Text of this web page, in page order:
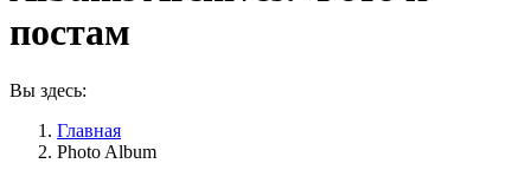
постам
Вы здесь:
Главная
Photo Album